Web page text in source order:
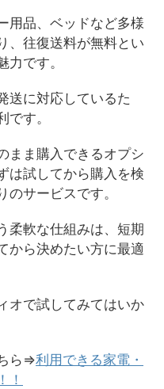
用品、ベッドなど多様
、往復送料が無料とい
力です。
送に対応しているた
す。
まま購入できるオプシ
は試してから購入を検
サービスです。
柔軟な仕組みは、短期
から決めたい方に最適
オで試してみてはいか
ら⇒利用できる家電・
！